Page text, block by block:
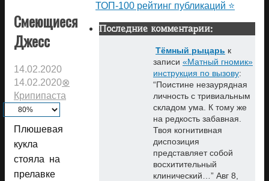
Смеющиеся
Джесс
14.02.2020
14.02.2020⊗
Крипипаста
Плюшевая
кукла
стояла на
прелавке
ТОП-100 рейтинг публикаций ⭐
Последние комментарии:
Тёмный рыцарь к
записи «Матный гномик»
инструкция по вызову:
“Поистине незаурядная
личность с тривиальным
складом ума. К тому же
на редкость забавная.
Твоя когнитивная
диспозиция
представляет собой
восхитительный
клинический… ” Авг 8,